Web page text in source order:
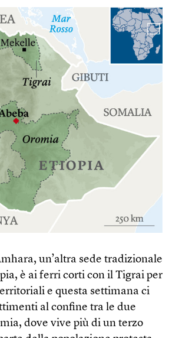
un’altra sede tradizionale
è ai ferri corti con il Tigrai per
e questa settimana ci
al confine tra le due
dove vive più di un terzo